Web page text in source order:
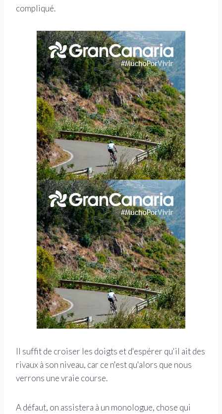
compliqué.
Il suffit de croiser les doigts et d'espérer qu'il ait des
rivaux à son niveau, car ce n'est qu'alors que nous
verrons une vraie course.
A défaut, on assistera à un monologue, chose qui